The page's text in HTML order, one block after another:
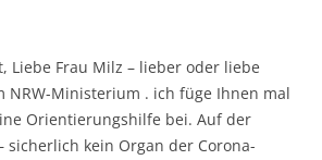
Liebe Frau Milz – lieber oder liebe
NRW-Ministerium . ich füge Ihnen mal
Orientierungshilfe bei. Auf der
sicherlich kein Organ der Corona-